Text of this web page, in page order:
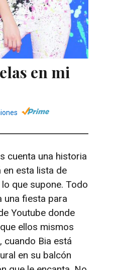
en mi
cuenta una historia
en esta lista de
que supone. Todo
una fiesta para
Youtube donde
ellos mismos
cuando Bia está
en su balcón